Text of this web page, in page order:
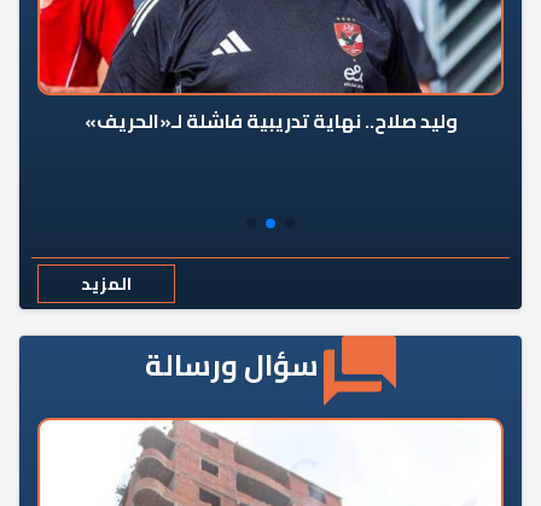
وليد صلاح.. نهاية تدريبية فاشلة لـ«الحريف»
المزيد
سؤال ورسالة